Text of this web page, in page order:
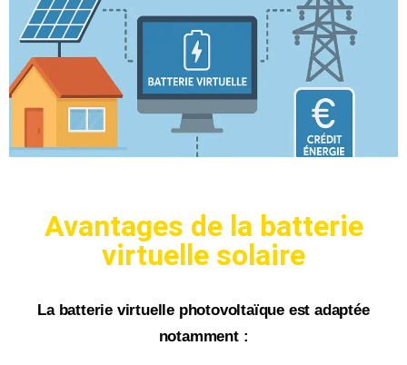
Avantages de la batterie
virtuelle solaire
La batterie virtuelle photovoltaïque est adaptée
notamment :